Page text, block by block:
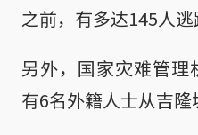
之前，有多达145人逃
另外，国家灾难管理
有6名外籍人士从吉隆